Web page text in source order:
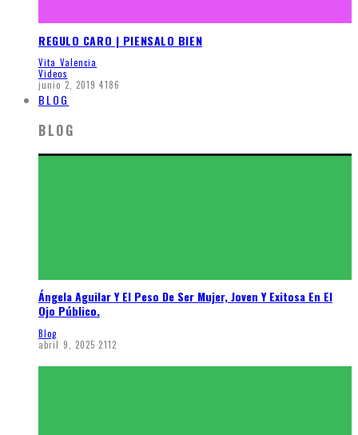
REGULO CARO | PIENSALO BIEN
Vita Valencia
Videos
junio 2, 2019 4186
BLOG
BLOG
Ángela Aguilar Y El Peso De Ser Mujer, Joven Y Exitosa En El
Ojo Público.
Blog
abril 9, 2025 2112